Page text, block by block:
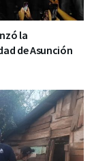
la
de Asunción